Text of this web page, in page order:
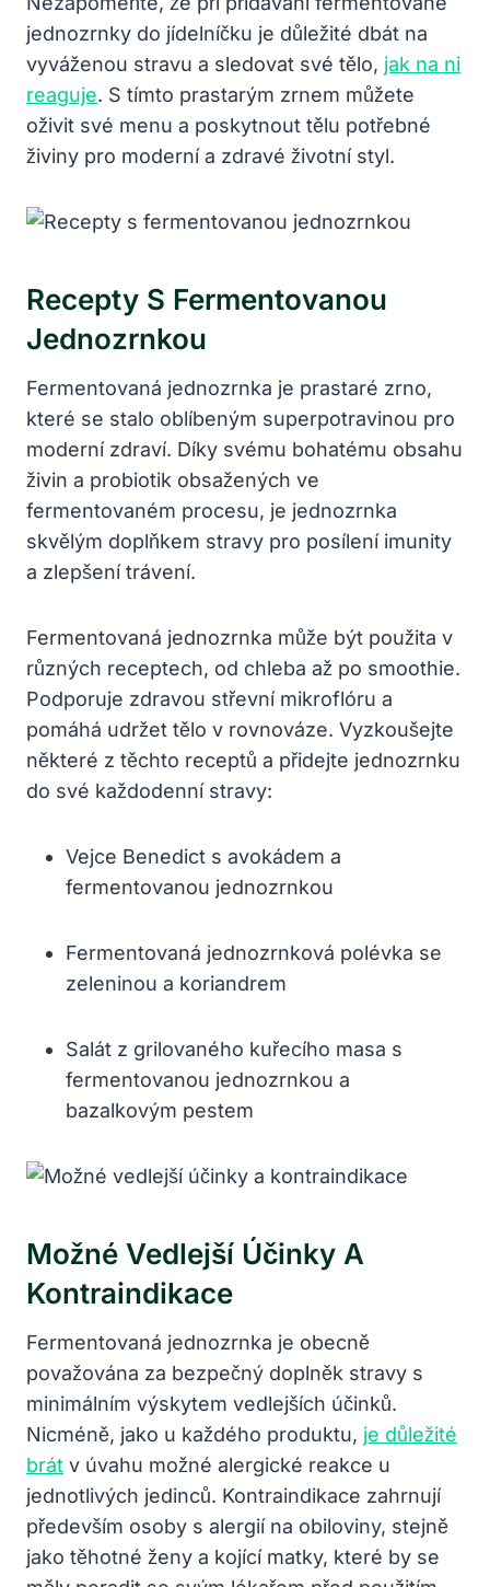
jednozrnky do jídelníčku je důležité dbát na
vyváženou stravu a sledovat své tělo, jak na ni
reaguje. S tímto prastarým zrnem můžete
oživit své menu a poskytnout tělu potřebné
živiny pro moderní a zdravé životní styl.
Recepty S Fermentovanou
Jednozrnkou
Fermentovaná jednozrnka je prastaré zrno,
které se stalo oblíbeným superpotravinou pro
moderní zdraví. Díky svému bohatému obsahu
živin a probiotik obsažených ve
fermentovaném procesu, je jednozrnka
skvělým doplňkem stravy pro posílení imunity
a zlepšení trávení.
Fermentovaná jednozrnka může být použita v
různých receptech, od chleba až po smoothie.
Podporuje zdravou střevní mikroflóru a
pomáhá udržet tělo v rovnováze. Vyzkoušejte
některé z těchto receptů a přidejte jednozrnku
do své každodenní stravy:
Vejce Benedict s avokádem a
fermentovanou jednozrnkou
Fermentovaná jednozrnková polévka se
zeleninou a koriandrem
Salát z grilovaného kuřecího masa s
fermentovanou jednozrnkou a
bazalkovým pestem
Možné Vedlejší Účinky A
Kontraindikace
Fermentovaná jednozrnka je obecně
považována za bezpečný doplněk stravy s
minimálním výskytem vedlejších účinků.
Nicméně, jako u každého produktu, je důležité
brát v úvahu možné alergické reakce u
jednotlivých jedinců. Kontraindikace zahrnují
především osoby s alergií na obiloviny, stejně
jako těhotné ženy a kojící matky, které by se